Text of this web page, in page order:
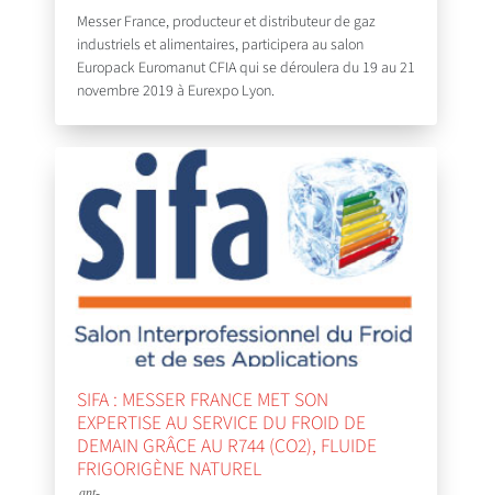
Messer France, producteur et distributeur de gaz
industriels et alimentaires, participera au salon
Europack Euromanut CFIA qui se déroulera du 19 au 21
novembre 2019 à Eurexpo Lyon.
SIFA : MESSER FRANCE MET SON
EXPERTISE AU SERVICE DU FROID DE
DEMAIN GRÂCE AU R744 (CO2), FLUIDE
FRIGORIGÈNE NATUREL